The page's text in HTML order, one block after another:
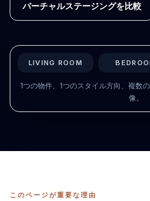
Pro
ログイン
バーチャルステージングを比較
LIVING ROOM
1つの物件、1つのスタイル方向、複数
像。
このページが重要な理由